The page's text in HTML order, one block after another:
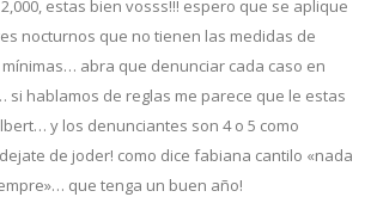
estas bien vosss!!! espero que se aplique
nocturnos que no tienen las medidas de
abra que denunciar cada caso en
si hablamos de reglas me parece que le estas
y los denunciantes son 4 o 5 como
de joder! como dice fabiana cantilo «nada
que tenga un buen año!